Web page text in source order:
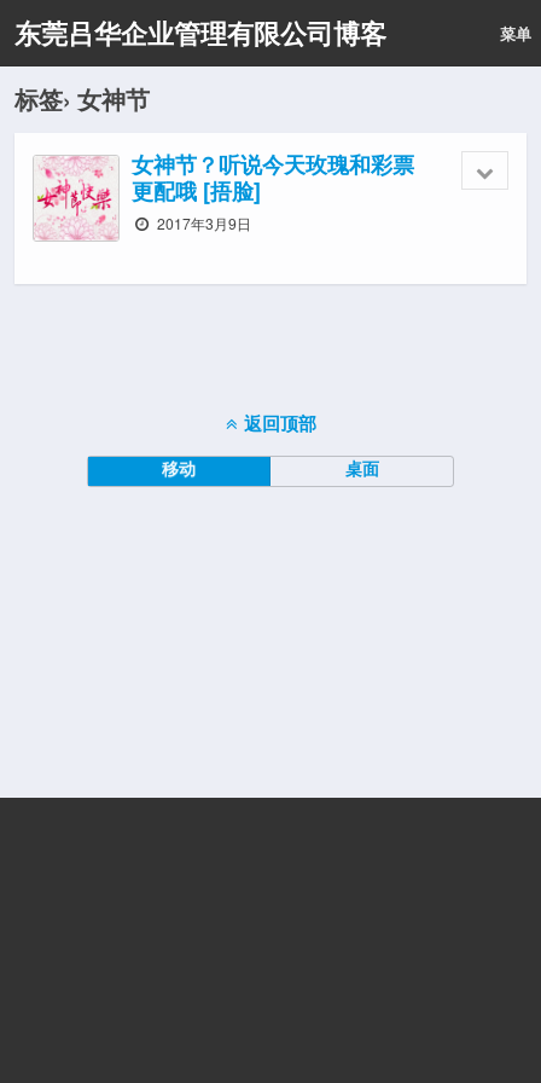
东莞吕华企业管理有限公司博客 菜单
标签› 女神节
女神节？听说今天玫瑰和彩票
更配哦 [捂脸]
2017年3月9日
返回顶部
移动 桌面